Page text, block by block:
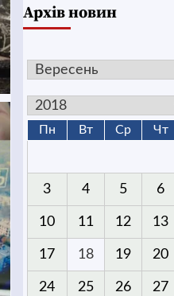
Архів новин
Пн Вт Ср Чт
3 4 5 6
10 11 12 13
17 18 19 20
24 25 26 27